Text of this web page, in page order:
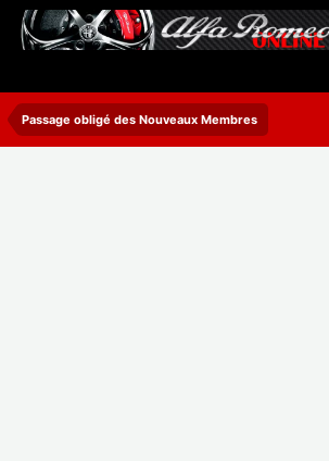
Passage obligé des Nouveaux Membres